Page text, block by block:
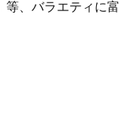
、バラエティに